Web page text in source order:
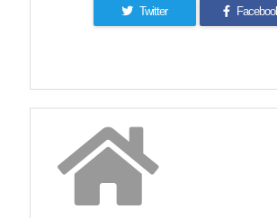
Twitter